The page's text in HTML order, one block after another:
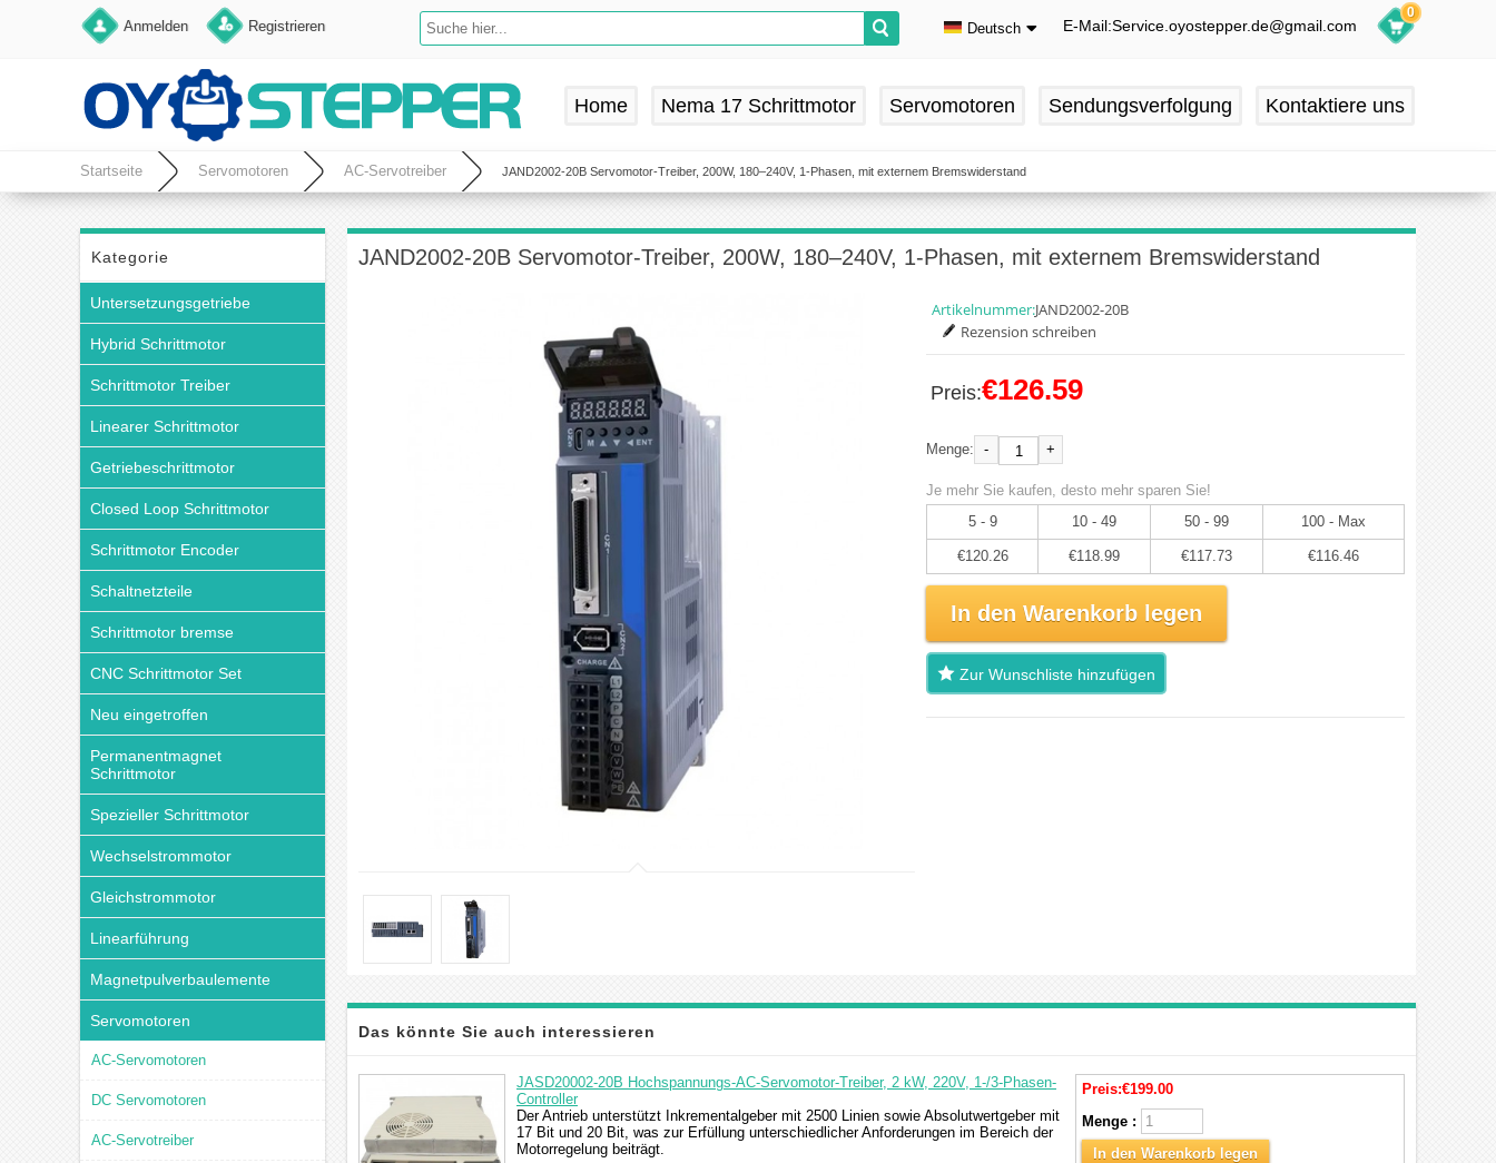
Anmelden Registrieren Deutsch
Deutsch
Español
E-Mail:Service.oyostepper.de@gmail.com
0
Home Nema 17 Schrittmotor Servomotoren Sendungsverfolgung Kontaktiere uns
Startseite Servomotoren AC-Servotreiber JAND2002-20B Servomotor-Treiber, 200W, 180–240V, 1-Phasen, mit externem Bremswiderstand
Kategorie
Untersetzungsgetriebe
Hybrid Schrittmotor
Schrittmotor Treiber
Linearer Schrittmotor
Getriebeschrittmotor
Closed Loop Schrittmotor
Schrittmotor Encoder
Schaltnetzteile
Schrittmotor bremse
CNC Schrittmotor Set
Neu eingetroffen
Permanentmagnet
Schrittmotor
Spezieller Schrittmotor
Wechselstrommotor
Gleichstrommotor
Linearführung
Magnetpulverbaulemente
Servomotoren
AC-Servomotoren
DC Servomotoren
AC-Servotreiber
JAND2002-20B Servomotor-Treiber, 200W, 180–240V, 1-Phasen, mit externem Bremswiderstand
Artikelnummer:JAND2002-20B
Rezension schreiben
Preis:€126.59
Menge: - +
Je mehr Sie kaufen, desto mehr sparen Sie!
5 - 9
10 - 49 50 - 99 100 - Max
€120.26 €118.99 €117.73 €116.46
In den Warenkorb legen
Zur Wunschliste hinzufügen
Das könnte Sie auch interessieren
JASD20002-20B Hochspannungs-AC-Servomotor-Treiber, 2 kW, 220V, 1-/3-Phasen-
Controller
Der Antrieb unterstützt Inkrementalgeber mit 2500 Linien sowie Absolutwertgeber mit
17 Bit und 20 Bit, was zur Erfüllung unterschiedlicher Anforderungen im Bereich der
Motorregelung beiträgt.
Preis:€199.00
Menge :
In den Warenkorb legen